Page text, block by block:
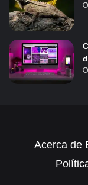
Acerca de